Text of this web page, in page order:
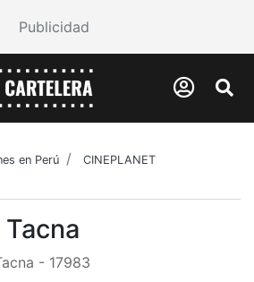
Publicidad
en Perú
CINEPLANET
- 17983